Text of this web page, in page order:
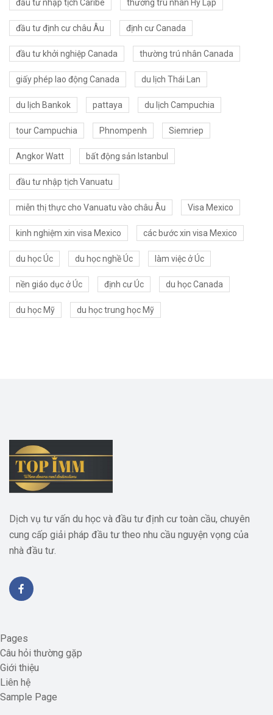
đầu tư nhập tịch Caribe thường trú nhân Hy Lạp
đầu tư định cư châu Âu định cư Canada
đầu tư khởi nghiệp Canada thường trú nhân Canada
giấy phép lao động Canada du lịch Thái Lan
du lịch Bankok pattaya du lịch Campuchia
tour Campuchia Phnompenh Siemriep
Angkor Watt bất động sản Istanbul
đầu tư nhập tịch Vanuatu
miễn thị thực cho Vanuatu vào châu Âu Visa Mexico
kinh nghiệm xin visa Mexico các bước xin visa Mexico
du học Úc du học nghề Úc làm việc ở Úc
nền giáo dục ở Úc định cư Úc du học Canada
du học Mỹ du học trung học Mỹ
Dịch vụ tư vấn du học và đầu tư định cư toàn cầu, chuyên
cung cấp giải pháp đầu tư theo nhu cầu nguyện vọng của
nhà đầu tư.
Pages
Câu hỏi thường gặp
Giới thiệu
Liên hệ
Sample Page